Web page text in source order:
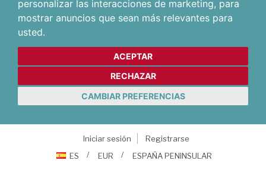
personalizar las interacciones de marketing, para
mostrar anuncios que sean más relevantes para
usted.
ACEPTAR
RECHAZAR
CAMBIAR PREFERENCIAS
Iniciar sesión
Registrarse
ES
EUR ESPAÑA PENINSULAR